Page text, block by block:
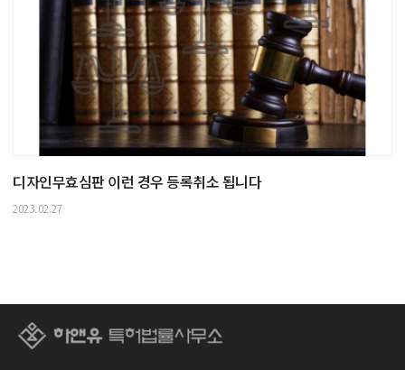
디자인무효심판 이런 경우 등록취소 됩니다
2023.02.27